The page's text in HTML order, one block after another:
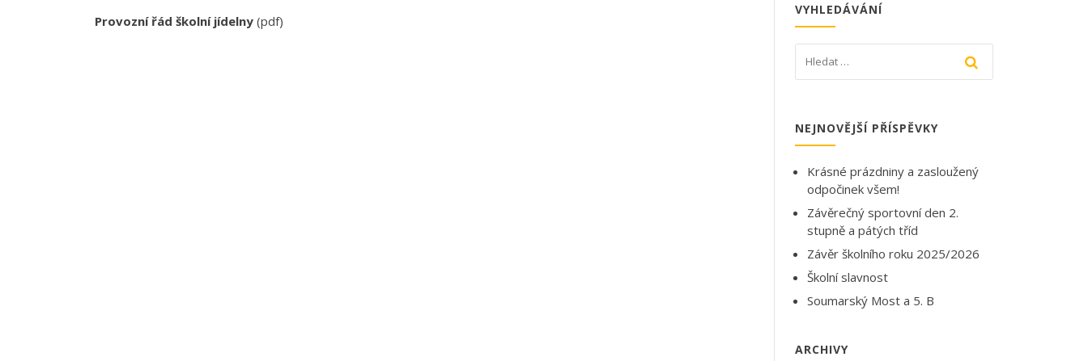
Provozní řád školní jídelny (pdf)
VYHLEDÁVÁNÍ
NEJNOVĚJŠÍ PŘÍSPĚVKY
Krásné prázdniny a zasloužený
odpočinek všem!
Závěrečný sportovní den 2.
stupně a pátých tříd
Závěr školního roku 2025/2026
Školní slavnost
Soumarský Most a 5. B
ARCHIVY